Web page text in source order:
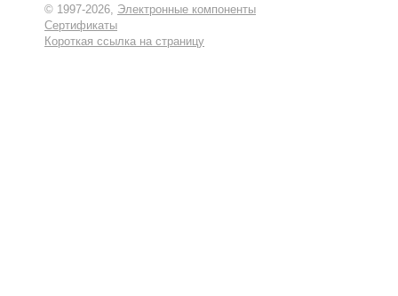
© 1997-2026, Электронные компоненты
Сертификаты
Короткая ссылка на страницу